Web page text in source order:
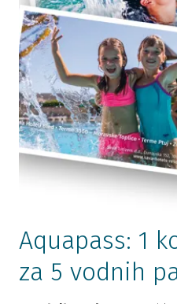
Zdravstveni center
Aquapass: 1
za 5 vodnih